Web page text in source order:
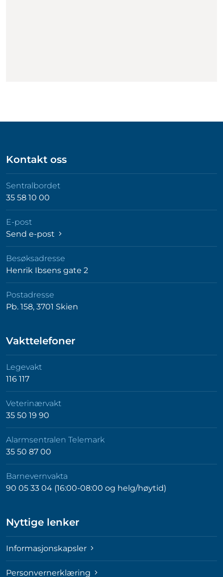
Kontakt oss
Sentralbordet
35 58 10 00
E-post
Send e-post
Besøksadresse
Henrik Ibsens gate 2
Postadresse
Pb. 158, 3701 Skien
Vakttelefoner
Legevakt
116 117
Veterinærvakt
35 50 19 90
Alarmsentralen Telemark
35 50 87 00
Barnevernvakta
90 05 33 04 (16:00-08:00 og helg/høytid)
Nyttige lenker
Informasjonskapsler
Personvernerklæring